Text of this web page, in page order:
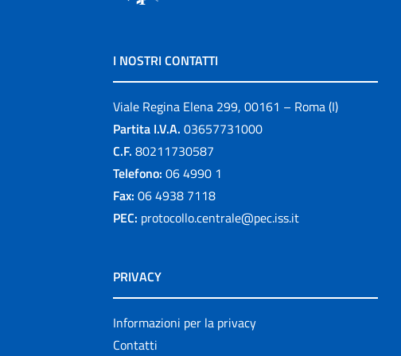
I NOSTRI CONTATTI
Viale Regina Elena 299, 00161 – Roma (I)
Partita I.V.A. 03657731000
C.F. 80211730587
Telefono: 06 4990 1
Fax: 06 4938 7118
PEC: protocollo.centrale@pec.iss.it
PRIVACY
Informazioni per la privacy
Contatti